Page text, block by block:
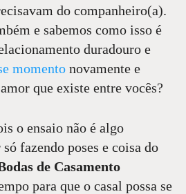
do companheiro(a).
e sabemos como isso é
duradouro e
momento novamente e
que existe entre vocês?
o ensaio não é algo
fazendo poses e coisa do
de Casamento
para que o casal possa se